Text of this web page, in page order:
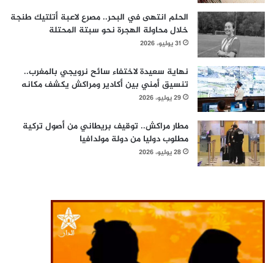
الحلم انتهى في البحر.. مصرع لاعبة أتلتيك طنجة
خلال محاولة الهجرة نحو سبتة المحتلة
31 يوليو، 2026
نهاية سعيدة لاختفاء سائح نرويجي بالمغرب..
تنسيق أمني بين أكادير ومراكش يكشف مكانه
29 يوليو، 2026
مطار مراكش.. توقيف بريطاني من أصول تركية
مطلوب دوليا من دولة مولدافيا
28 يوليو، 2026